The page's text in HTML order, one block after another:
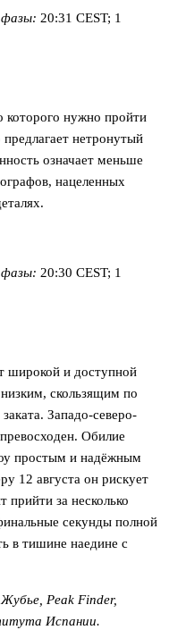
фазы: 20:31 CEST; 1
которого нужно пройти
нетронутый
означает меньше
нацеленных
фазы: 20:30 CEST; 1
широкой и доступной
скользящим по
Западо-северо-
Обилие
простым и надёжным
12 августа он рискует
за несколько
секунды полной
в тишине наедине с
Peak Finder,
Испании.